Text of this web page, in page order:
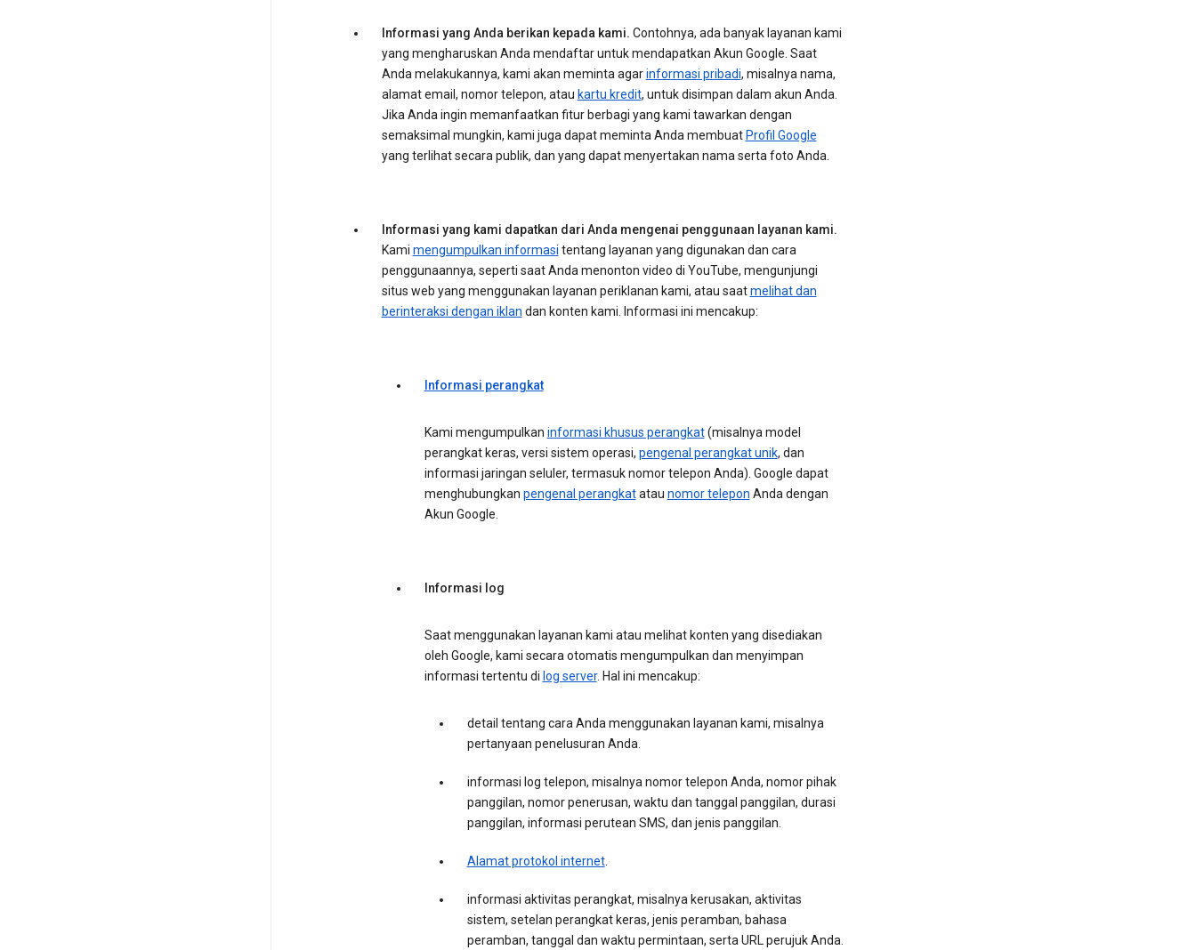
Informasi yang Anda berikan kepada kami. Contohnya, ada banyak layanan kami
yang mengharuskan Anda mendaftar untuk mendapatkan Akun Google. Saat
Anda melakukannya, kami akan meminta agarinformasi pribadi, misalnya nama,
alamat email, nomor telepon, atau kartu kredit, untuk disimpan dalam akun Anda.
Jika Anda ingin memanfaatkan fitur berbagi yang kami tawarkan dengan
semaksimal mungkin, kami juga dapat meminta Anda membuat Profil Google
yang terlihat secara publik, dan yang dapat menyertakan nama serta foto Anda.
Informasi yang kami dapatkan dari Anda mengenai penggunaan layanan kami.
Kami mengumpulkan informasi tentang layanan yang digunakan dan cara
penggunaannya, seperti saat Anda menonton video di YouTube, mengunjungi
situs web yang menggunakan layanan periklanan kami, atau saatmelihat dan
berinteraksi dengan iklan dan konten kami. Informasi ini mencakup:
Informasi perangkat
Kami mengumpulkan informasi khusus perangkat(misalnya model
perangkat keras, versi sistem operasi, pengenal perangkat unik, dan
informasi jaringan seluler, termasuk nomor telepon Anda). Google dapat
menghubungkan pengenal perangkatatau nomor telepon Anda dengan
Akun Google.
Informasi log
Saat menggunakan layanan kami atau melihat konten yang disediakan
oleh Google, kami secara otomatis mengumpulkan dan menyimpan
informasi tertentu di log server. Hal ini mencakup:
detail tentang cara Anda menggunakan layanan kami, misalnya
pertanyaan penelusuran Anda.
informasi log telepon, misalnya nomor telepon Anda, nomor pihak
panggilan, nomor penerusan, waktu dan tanggal panggilan, durasi
panggilan, informasi perutean SMS, dan jenis panggilan.
Alamat protokol internet.
informasi aktivitas perangkat, misalnya kerusakan, aktivitas
sistem, setelan perangkat keras, jenis peramban, bahasa
peramban, tanggal dan waktu permintaan, serta URL perujuk Anda.